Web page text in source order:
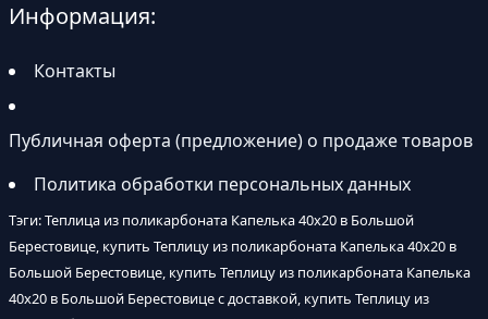
Информация:
Контакты
Публичная оферта (предложение) о продаже товаров
Политика обработки персональных данных
Тэги: Теплица из поликарбоната Капелька 40х20 в Большой
Берестовице, купить Теплицу из поликарбоната Капелька 40х20 в
Большой Берестовице, купить Теплицу из поликарбоната Капелька
40х20 в Большой Берестовице с доставкой, купить Теплицу из